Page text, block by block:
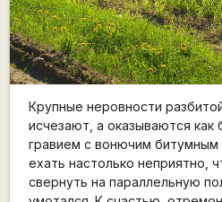
Крупные неровности
исчезают, а оказываются
гравием с вонючим
ехать настолько неприятно,
свернуть на параллельную